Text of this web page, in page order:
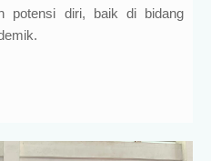
potensi diri, baik di bidang